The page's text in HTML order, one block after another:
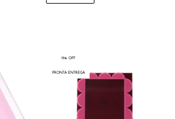
15% OFF
PRONTA ENTREGA